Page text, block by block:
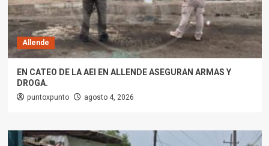
Allende
EN CATEO DE LA AEI EN ALLENDE ASEGURAN ARMAS Y
DROGA.
puntoxpunto agosto 4, 2026